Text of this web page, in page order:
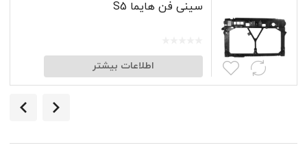
سینی فن هایما S5
اطلاعات بیشتر